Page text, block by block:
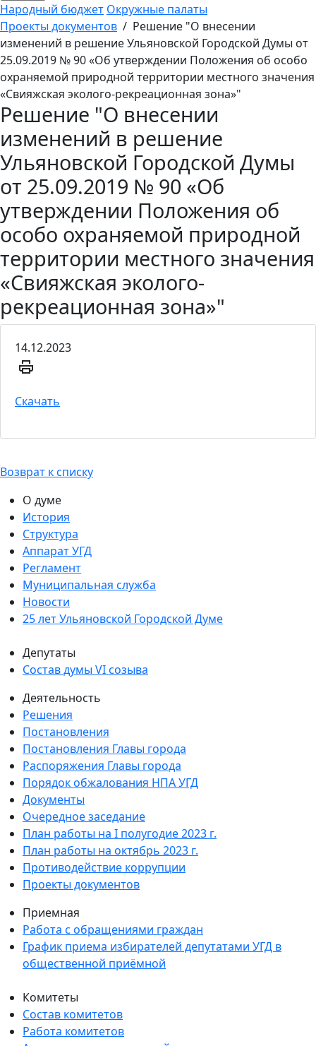
Народный бюджет Окружные палаты
Проекты документов / Решение "О внесении
изменений в решение Ульяновской Городской Думы от
25.09.2019 № 90 «Об утверждении Положения об особо
охраняемой природной территории местного значения
«Свияжская эколого-рекреационная зона»"
Решение "О внесении
изменений в решение
Ульяновской Городской Думы
от 25.09.2019 № 90 «Об
утверждении Положения об
особо охраняемой природной
территории местного значения
«Свияжская эколого-
рекреационная зона»"
14.12.2023
Скачать
Возврат к списку
О думе
История
Структура
Аппарат УГД
Регламент
Муниципальная служба
Новости
25 лет Ульяновской Городской Думе
Депутаты
Состав думы VI созыва
Деятельность
Решения
Постановления
Постановления Главы города
Распоряжения Главы города
Порядок обжалования НПА УГД
Документы
Очередное заседание
План работы на I полугодие 2023 г.
План работы на октябрь 2023 г.
Противодействие коррупции
Проекты документов
Приемная
Работа с обращениями граждан
График приема избирателей депутатами УГД в
общественной приёмной
Комитеты
Состав комитетов
Работа комитетов